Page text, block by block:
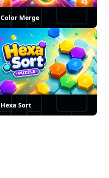
Color Merge
Hexa Sort